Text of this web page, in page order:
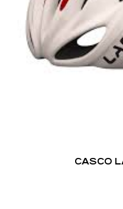
CASCO